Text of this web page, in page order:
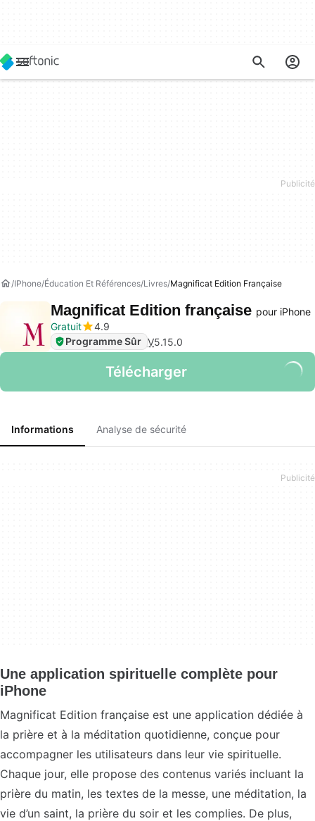
IPhone Éducation Et Références Livres Magnificat Edition Française
Magnificat Edition française pour iPhone
Gratuit
4.9
Programme Sûr V5.15.0
Télécharger
Informations Analyse de sécurité
Une application spirituelle complète pour
iPhone
Magnificat Edition française est une application dédiée à
la prière et à la méditation quotidienne, conçue pour
accompagner les utilisateurs dans leur vie spirituelle.
Chaque jour, elle propose des contenus variés incluant la
prière du matin, les textes de la messe, une méditation, la
vie d’un saint, la prière du soir et les complies. De plus,